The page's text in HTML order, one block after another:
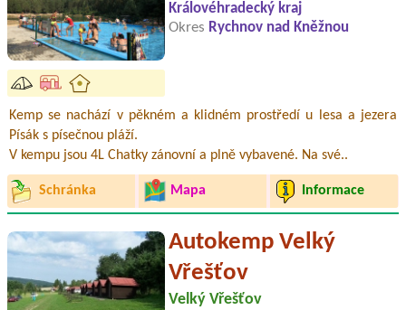
Královéhradecký kraj
Okres Rychnov nad Kněžnou
Kemp se nachází v pěkném a klidném prostředí u lesa a jezera
Písák s písečnou pláží.
V kempu jsou 4L Chatky zánovní a plně vybavené. Na své..
Schránka Mapa Informace
Autokemp Velký
Vřešťov
Velký Vřešťov